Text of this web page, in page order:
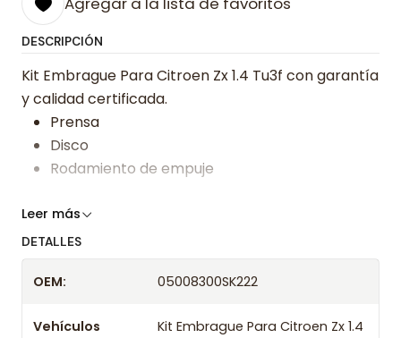
DESCRIPCIÓN
Kit Embrague Para Citroen Zx 1.4 Tu3f con garantía
y calidad certificada.
Prensa
Disco
Rodamiento de empuje
Somos especialistas en embragues desde 2019,
tienda previo correo de confirmación.
Leer más
DETALLES
OEM: 05008300SK222
Vehículos
Kit Embrague Para Citroen Zx 1.4